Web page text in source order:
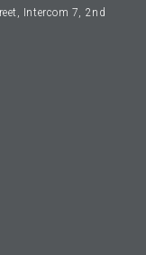
Intercom 7, 2nd